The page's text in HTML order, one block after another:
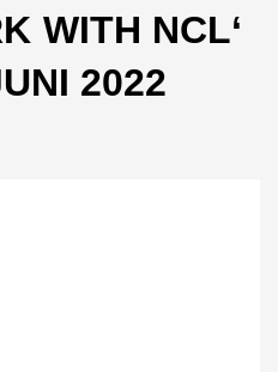
WITH NCL‘
2022